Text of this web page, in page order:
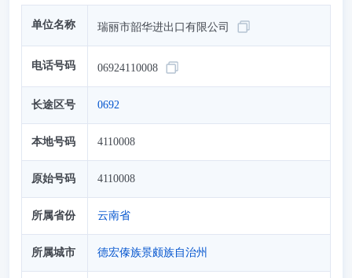
单位名称 瑞丽市韶华进出口有限公司
电话号码 06924110008
长途区号 0692
本地号码 4110008
原始号码 4110008
所属省份 云南省
所属城市 德宏傣族景颇族自治州